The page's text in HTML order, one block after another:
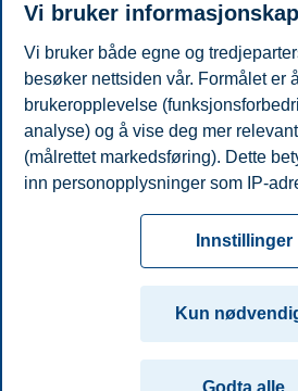
Om foredragsholder:
Mini Jakobsen startet sin fotballkarriere i
Fem år senere var det Rosenborg som
Etter at han la opp som fotballspiller i
TV2 frem til 2017. Mini er elsket for sine
humor –alltid formidlet med glimt i øyet.
en populær foredragsholder.
Del artikkelen:
Kontakt oss
TrondheimStavanger
Vi bruker
Vi bruker både egne og
besøker nettsiden vår. Formålet er
brukeropplevelse
analyse) og å vise deg mer
(målrettet markedsføring). Dette
inn personopplysninger som IP-
cookies som er nødvendige for at
fungere, kan du enten godta alle
samtykke ved å endre innstillinger.
Les mer om våre
opplysninger vi samler inn og
Innstillinger
Kun
Godta alle